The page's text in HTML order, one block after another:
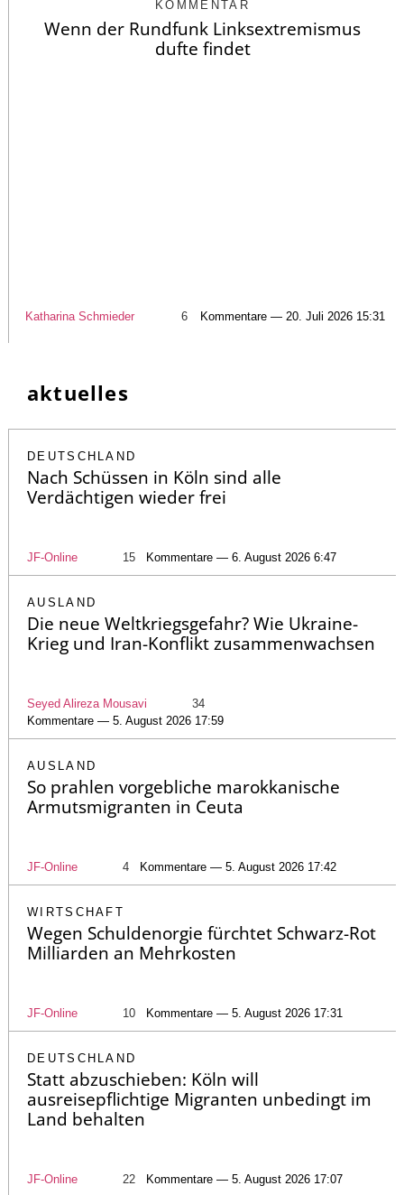
KOMMENTAR
Wenn der Rundfunk Linksextremismus
dufte findet
Katharina Schmieder 6 Kommentare — 20. Juli 2026 15:31
aktuelles
DEUTSCHLAND
Nach Schüssen in Köln sind alle
Verdächtigen wieder frei
JF-Online 15 Kommentare — 6. August 2026 6:47
AUSLAND
Die neue Weltkriegsgefahr? Wie Ukraine-
Krieg und Iran-Konflikt zusammenwachsen
Seyed Alireza Mousavi
34
Kommentare — 5. August 2026 17:59
AUSLAND
So prahlen vorgebliche marokkanische
Armutsmigranten in Ceuta
JF-Online 4 Kommentare — 5. August 2026 17:42
WIRTSCHAFT
Wegen Schuldenorgie fürchtet Schwarz-Rot
Milliarden an Mehrkosten
JF-Online 10 Kommentare — 5. August 2026 17:31
DEUTSCHLAND
Statt abzuschieben: Köln will
ausreisepflichtige Migranten unbedingt im
Land behalten
JF-Online 22 Kommentare — 5. August 2026 17:07